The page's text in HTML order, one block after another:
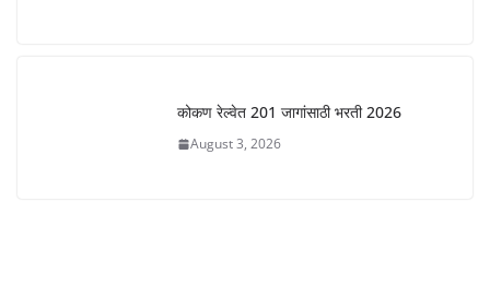
कोकण रेल्वेत 201 जागांसाठी भरती 2026
August 3, 2026